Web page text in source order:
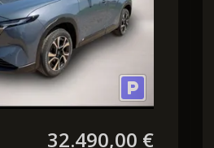
32.490,00 €